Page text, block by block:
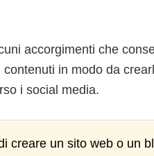
accorgimenti che
contenuti in modo da
i social media.
creare un sito web o un